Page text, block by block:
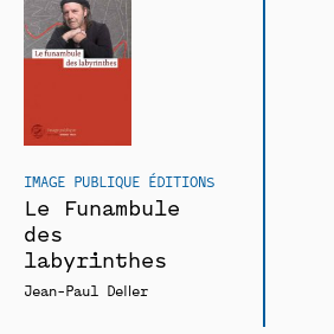
IMAGE PUBLIQUE ÉDITIONS
Le Funambule
des
labyrinthes
Jean-Paul Deller